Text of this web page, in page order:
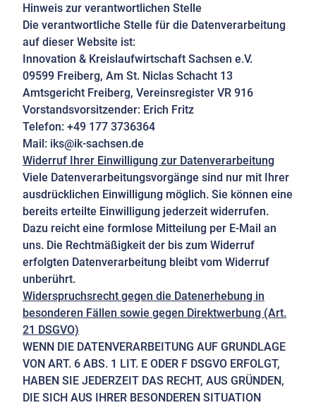
Hinweis zur verantwortlichen Stelle
Die verantwortliche Stelle für die Datenverarbeitung
auf dieser Website ist:
Innovation & Kreislaufwirtschaft Sachsen e.V.
09599 Freiberg, Am St. Niclas Schacht 13
Amtsgericht Freiberg, Vereinsregister VR 916
Vorstandsvorsitzender: Erich Fritz
Telefon: +49 177 3736364
Mail: iks@ik-sachsen.de
Widerruf Ihrer Einwilligung zur Datenverarbeitung
Viele Datenverarbeitungsvorgänge sind nur mit Ihrer
ausdrücklichen Einwilligung möglich. Sie können eine
bereits erteilte Einwilligung jederzeit widerrufen.
Dazu reicht eine formlose Mitteilung per E-Mail an
uns. Die Rechtmäßigkeit der bis zum Widerruf
erfolgten Datenverarbeitung bleibt vom Widerruf
unberührt.
Widerspruchsrecht gegen die Datenerhebung in
besonderen Fällen sowie gegen Direktwerbung (Art.
21 DSGVO)
WENN DIE DATENVERARBEITUNG AUF GRUNDLAGE
VON ART. 6 ABS. 1 LIT. E ODER F DSGVO ERFOLGT,
HABEN SIE JEDERZEIT DAS RECHT, AUS GRÜNDEN,
DIE SICH AUS IHRER BESONDEREN SITUATION